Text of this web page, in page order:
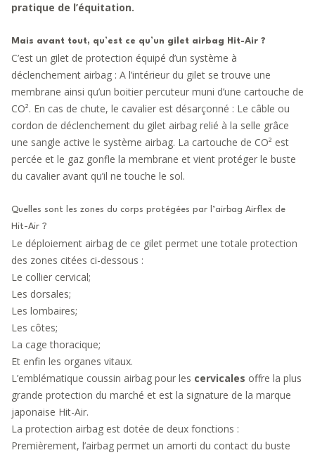
pratique de l’équitation.
Mais avant tout, qu’est ce qu’un gilet airbag Hit-Air ?
C’est un gilet de protection équipé d’un système à
déclenchement airbag : A l’intérieur du gilet se trouve une
membrane ainsi qu’un boitier percuteur muni d’une cartouche de
CO². En cas de chute, le cavalier est désarçonné : Le câble ou
cordon de déclenchement du gilet airbag relié à la selle grâce
une sangle active le système airbag. La cartouche de CO² est
percée et le gaz gonfle la membrane et vient protéger le buste
du cavalier avant qu’il ne touche le sol.
Quelles sont les zones du corps protégées par l’airbag Airflex de
Hit-Air ?
Le déploiement airbag de ce gilet permet une totale protection
des zones citées ci-dessous :
Le collier cervical;
Les dorsales;
Les lombaires;
Les côtes;
La cage thoracique;
Et enfin les organes vitaux.
L’emblématique coussin airbag pour les cervicales offre la plus
grande protection du marché et est la signature de la marque
japonaise Hit-Air.
La protection airbag est dotée de deux fonctions :
Premièrement, l’airbag permet un amorti du contact du buste